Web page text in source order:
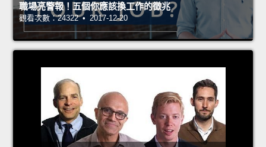
職場亮警報！五個你應該換工作的徵兆
觀看次數：24322 • 2017-12-20